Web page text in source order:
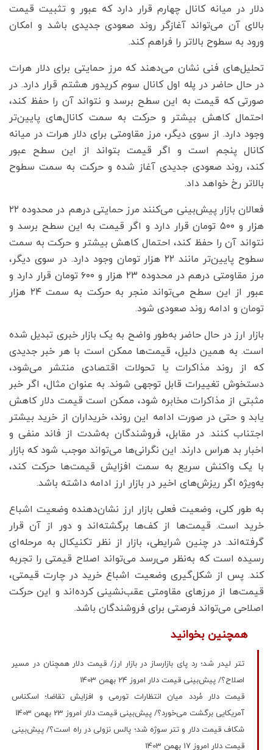
دلار در میانه کانال چهارم قرار دارد که عبور و تثبیت قیمت
بالای آن می‌تواند آغازگر روند صعودی جدیدی باشد و امکان
ورود به سطوح بالاتر را فراهم کند.
تحلیل‌های فنی نشان می‌دهند که مرز حمایتی برای دلار هرات
در حال حاضر در پله اول کانال سوم کریدور هشتم قرار دارد. در
صورتی که قیمت به این سطح برسد و نتواند آن را حفظ کند،
احتمال کاهش بیشتر و حرکت به سمت کانال‌های پایین‌تر
وجود دارد. از سوی دیگر، مرز مقاومتی برای دلار هرات در میانه
کانال پنجم است و اگر قیمت بتواند از این سطح عبور
کند، روند صعودی جدیدی آغاز شده و حرکت به سمت سطوح
بالاتر رخ خواهد داد.
فعالان بازار پیش‌بینی می‌کنند مرز حمایتی درهم در محدوده ۲۲
هزار و ۵۰۰ تومان قرار دارد و اگر قیمت به این سطح برسد و
نتواند آن را حفظ کند، احتمال کاهش بیشتر و حرکت به سمت
سطوح پایین‌تر مانند ۲۲ هزار تومان وجود دارد. در سوی دیگر،
مرز مقاومتی درهم در محدوده ۲۳ هزار و ۶۰۰ تومان قرار دارد و
عبور از این سطح می‌تواند منجر به حرکت به سمت ۲۴ هزار
تومان و ادامه روند صعودی شود.
بازار ارز در حال حاضر به‌طور واضح به یک بازار خبری تبدیل شده
است. به همین دلیل، قیمت‌ها ممکن است با هر خبر جدیدی
که از روند مذاکرات یا تحولات اقتصادی منتشر می‌شود،
دستخوش تغییرات قابل توجهی شوند. به عنوان مثال، اگر خبر
مثبتی از مذاکرات مخابره شود، ممکن است قیمت دلار کاهش
یابد و حتی در صورت ادامه این روند، خریداران از خرید بیشتر
اجتناب کنند. در مقابل، فروشندگان به‌شدت از فاند منفی و
اخبار بد هراس دارند. این نگرانی‌ها می‌تواند موجب شود که بازار
با یک واکنش سریع به سمت افزایش قیمت‌ها حرکت کند،
به‌ویژه اگر ریزش‌های اخیر در بازار ارز ادامه داشته باشد.
به طور کلی، وضعیت فعلی بازار ارز نشان‌دهنده وضعیت اشباع
خرید است. قیمت‌ها از کف‌ها برگشته‌اند و دور از آن قرار
گرفته‌اند. در چنین شرایطی، بازار از نظر تکنیکال به مرحله‌ای
رسیده است که به‌نظر می‌رسد می‌تواند اصلاح قیمتی را تجربه
کند. پس از شکل‌گیری وضعیت اشباع خرید در چارت قیمتی،
قیمت‌ها از مرزهای مقاومتی عقب‌نشینی کرده‌اند و این حرکت
اصلاحی می‌تواند فرصتی برای فروشندگان باشد.
همچنین بخوانید
تتر لیدر شد؛ رد پای بازارساز در بازار ارز/ قیمت دلار همچنان در مسیر
اصلاح؟/ پیش‌بینی قیمت دلار امروز 24 بهمن 1403
قیمت دلار مُردد میان انتظارات تورمی و افزایش تقاضا؛ اسکناس
آمریکایی برگشت می‌خورد؟/ پیش‌بینی قیمت دلار امروز 23 بهمن 1403
شکاف قیمت دلار و تتر سوژه شد؛ پالس نزولی در راه است؟‌/ پیش‌بینی
قیمت دلار امروز 17 بهمن 1403